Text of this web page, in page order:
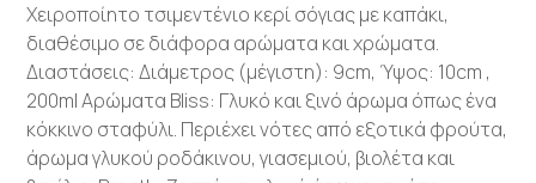
Χειροποίητο τσιμεντένιο κερί σόγιας με καπάκι,
διαθέσιμο σε διάφορα αρώματα και χρώματα.
Διαστάσεις: Διάμετρος (μέγιστη): 9cm, Ύψος: 10cm ,
200ml Αρώματα Bliss: Γλυκό και ξινό άρωμα όπως ένα
κόκκινο σταφύλι. Περιέχει νότες από εξοτικά φρούτα,
άρωμα γλυκού ροδάκινου, γιασεμιού, βιολέτα και